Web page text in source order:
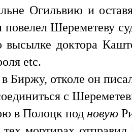
Огильвию и
повелел Шереметеву
доктора
etc.
Биржу, отколе он
с
в Полоцк под новую